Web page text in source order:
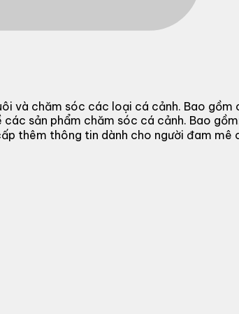
và chăm sóc các loại cá cảnh. Bao gồm
sản phẩm chăm sóc cá cảnh. Bao
thêm thông tin dành cho người đam mê